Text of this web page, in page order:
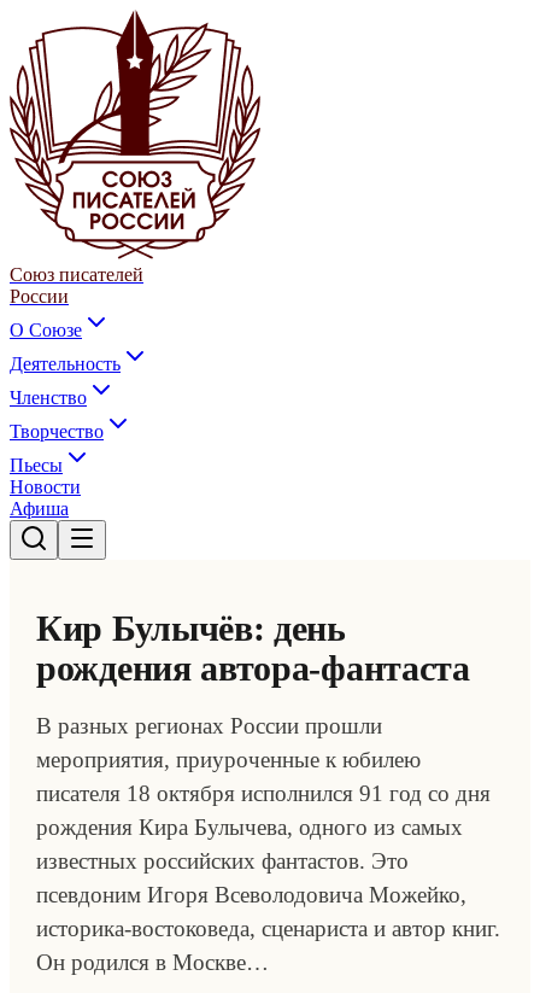
Союз писателей
России
О Союзе
Деятельность
Членство
Творчество
Пьесы
Новости
Афиша
Кир Булычёв: день
рождения автора-фантаста
В разных регионах России прошли
мероприятия, приуроченные к юбилею
писателя 18 октября исполнился 91 год со дня
рождения Кира Булычева, одного из самых
известных российских фантастов. Это
псевдоним Игоря Всеволодовича Можейко,
историка-востоковеда, сценариста и автор книг.
Он родился в Москве…